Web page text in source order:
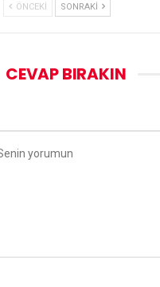
ÖNCEKI SONRAKI
CEVAP BIRAKIN